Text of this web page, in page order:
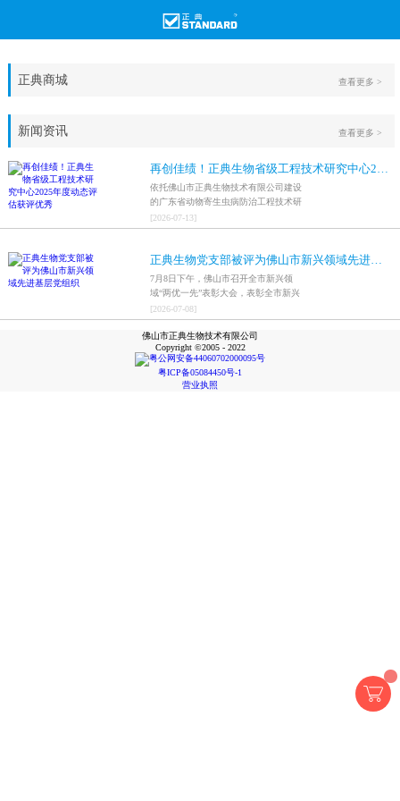
正典商城 查看更多 >
新闻资讯
再创佳绩！正典生物省级工程技术研究中心2025年度动态评估获评优秀
依托佛山市正典生物技术有限公司建设
的广东省动物寄生虫病防治工程技术研
究中心，在全省参评科研平台中综合表
现突出，成功获评最高评价等级“优
[2026-07-13]
正典生物党支部被评为佛山市新兴领域先进基层党组织
7月8日下午，佛山市召开全市新兴领
域“两优一先”表彰大会，表彰全市新兴
领域优秀共产党员、优秀党务工作者和
先进基层党组织，中共佛山市正典生物
技术有限公司支部委员会被评为佛山市
新兴领域先进基层党组织。
[2026-07-08]
查看更多 >
佛山市正典生物技术有限公司
Copyright ©2005 - 2022
粤公网安备44060702000095号
粤ICP备05084450号-1
营业执照